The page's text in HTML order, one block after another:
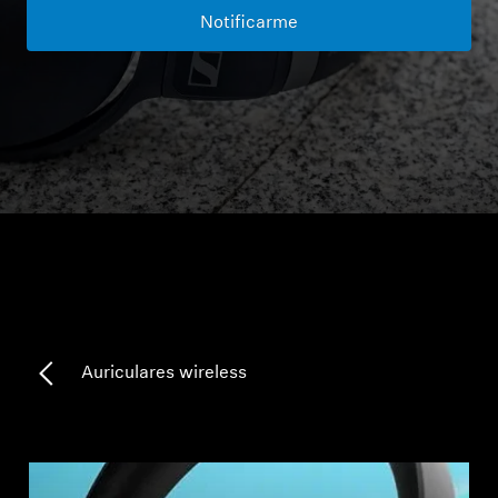
Audición por categoría
Piezas y accesorios auditivos originales
Notificarme
Auriculares wireless